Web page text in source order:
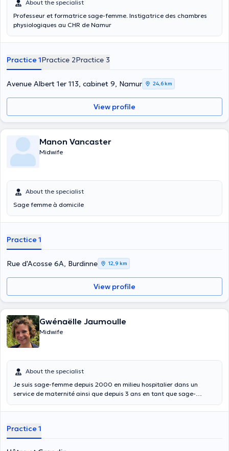
About the specialist
Professeur et formatrice sage-femme. Instigatrice des chambres
physiologiques au CHR de Namur
Practice 1Practice 2Practice 3
Avenue Albert 1er 113, cabinet 9, Namur 24,6 km
View profile
Manon Vancaster
Midwife
About the specialist
Sage femme à domicile
Practice 1
Rue d'Acosse 6A, Burdinne 12,9 km
View profile
Gwénaëlle Jaumoulle
Midwife
About the specialist
Je suis sage-femme depuis 2000 en milieu hospitalier dans un
service de maternité ainsi que depuis 3 ans en tant que sage-
années, j’ai acquis une grande expertise dans la prise en charge des
fournir des soins de qualité tout en créant un environnement
apaisant et rassurant pour mes patientes. J’ai toujours été
passionnée par mon métier et j’aime accompagner mes patientes et
Practice 1